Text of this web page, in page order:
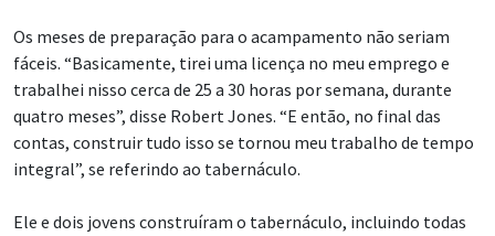
Os meses de preparação para o acampamento não seriam
fáceis. “Basicamente, tirei uma licença no meu emprego e
trabalhei nisso cerca de 25 a 30 horas por semana, durante
quatro meses”, disse Robert Jones. “E então, no final das
contas, construir tudo isso se tornou meu trabalho de tempo
integral”, se referindo ao tabernáculo.
Ele e dois jovens construíram o tabernáculo, incluindo todas